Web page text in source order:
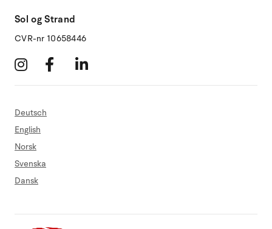
Sol og Strand
CVR-nr 10658446
Deutsch
English
Norsk
Svenska
Dansk